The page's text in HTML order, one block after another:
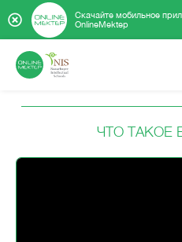
Скачайте мобильное
OnlineMektep
ЧТО ТАКОЕ